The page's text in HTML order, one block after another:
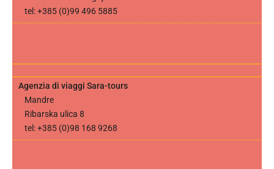
tel: +385 (0)99 496 5885
Agenzia di viaggi Sara-tours
Mandre
Ribarska ulica 8
tel: +385 (0)98 168 9268